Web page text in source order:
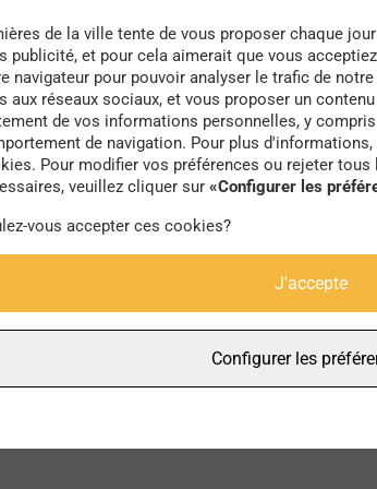
de la ville tente de vous proposer chaque
publicité, et pour cela aimerait que vous
navigateur pour pouvoir analyser le trafic de
aux réseaux sociaux, et vous proposer un
de vos informations personnelles, y
de navigation. Pour plus
Pour modifier vos préférences ou rejeter
veuillez cliquer sur «Configurer les
vous accepter ces cookies?
J'accepte
Configurer les